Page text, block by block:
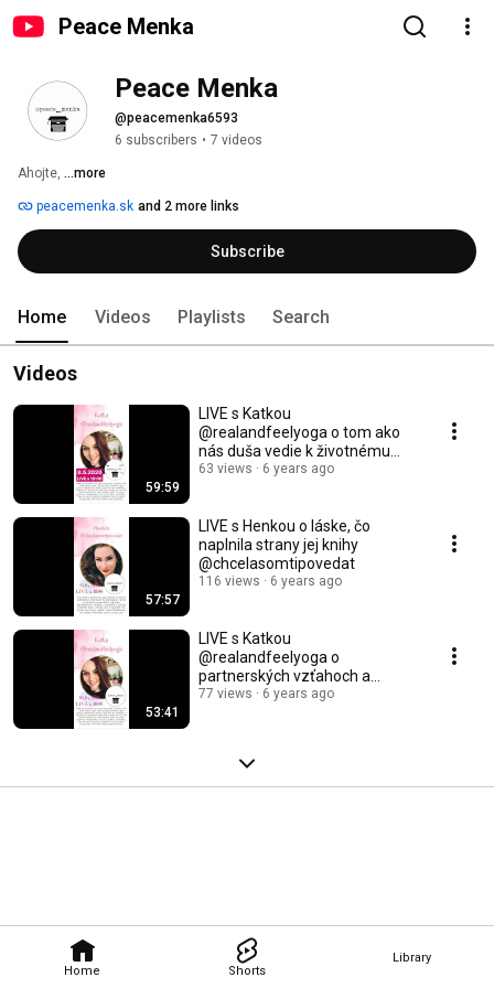
Peace Menka
Home Shorts
Library
Peace Menka
@peacemenka6593
6 subscribers • 7 videos
Ahojte, ...more
peacemenka.sk and 2 more links
Subscribe
Home Videos Playlists Search
Videos
59:59
LIVE s Katkou
@realandfeelyoga o tom ako
nás duša vedie k životnému
poslaniu
63 views 6 years ago
57:57
LIVE s Henkou o láske, čo
naplnila strany jej knihy
@chcelasomtipovedat
116 views 6 years ago
53:41
LIVE s Katkou
@realandfeelyoga o
partnerských vzťahoch a
dohode duší
77 views 6 years ago